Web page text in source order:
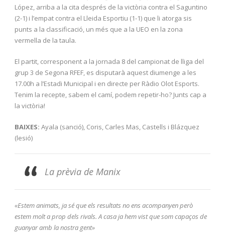
López, arriba a la cita després de la victòria contra el Saguntino
(2-1) i l’empat contra el Lleida Esportiu (1-1) que li atorga sis
punts a la classificació, un més que a la UEO en la zona
vermella de la taula.
El partit, corresponent a la jornada 8 del campionat de lliga del
grup 3 de Segona RFEF, es disputarà aquest diumenge a les
17.00h a l’Estadi Municipal i en directe per Ràdio Olot Esports.
Tenim la recepte, sabem el camí, podem repetir-ho? Junts cap a
la victòria!
BAIXES: Ayala (sanció), Coris, Carles Mas, Castells i Blázquez
(lesió)
La prèvia de Manix
«Estem animats, ja sé que els resultats no ens acompanyen però
estem molt a prop dels rivals. A casa ja hem vist que som capaços de
guanyar amb la nostra gent»